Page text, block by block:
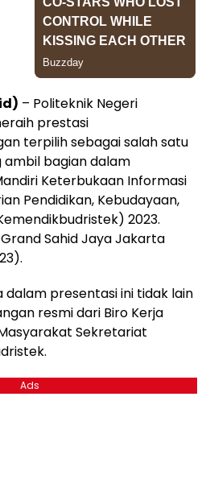
– Politeknik Negeri
prestasi
terpilih sebagai salah satu
bagian dalam
Keterbukaan Informasi
Pendidikan, Kebudayaan,
2023.
Sahid Jaya Jakarta
dalam presentasi ini tidak lain
resmi dari Biro Kerja
Sekretariat
Ads